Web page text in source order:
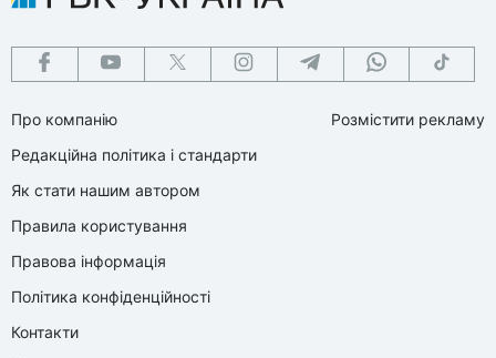
Про компанію
Редакційна політика і стандарти
Як стати нашим автором
Правила користування
Правова інформація
Політика конфіденційності
Контакти
Розмістити рекламу